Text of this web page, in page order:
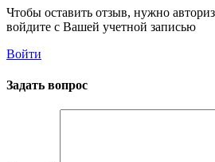
Чтобы оставить отзыв, нужно
войдите с Вашей учетной записью
Войти
Задать вопрос